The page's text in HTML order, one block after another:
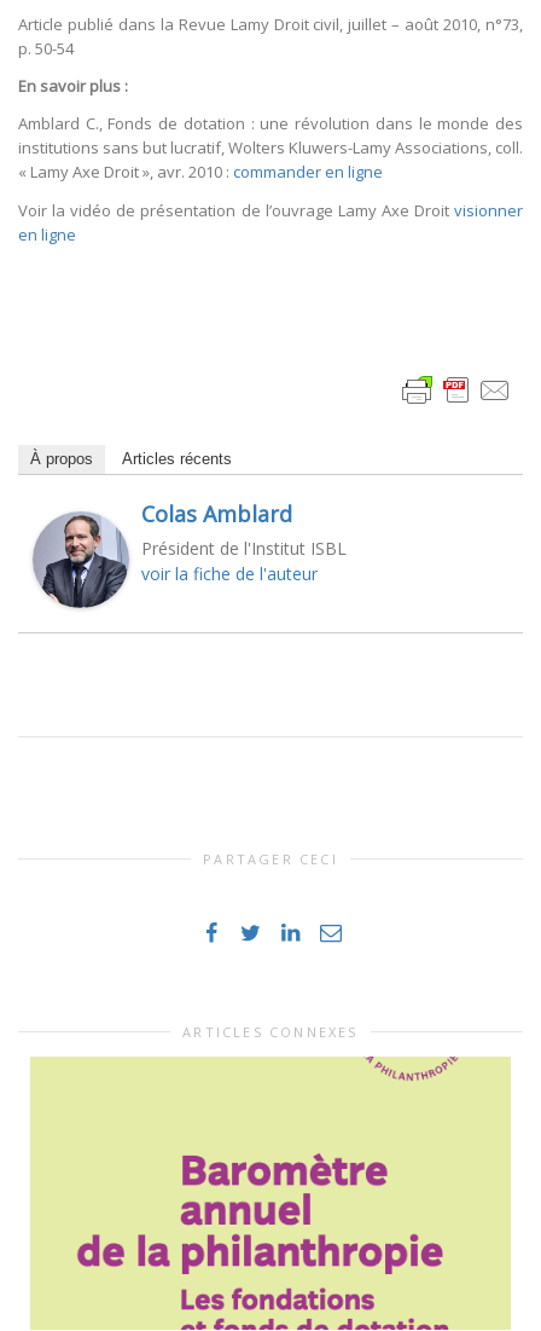
Article publié dans la Revue Lamy Droit civil, juillet – août 2010, n°73,
p. 50-54
En savoir plus :
Amblard C., Fonds de dotation : une révolution dans le monde des
institutions sans but lucratif, Wolters Kluwers-Lamy Associations, coll.
« Lamy Axe Droit », avr. 2010 : commander en ligne
Voir la vidéo de présentation de l’ouvrage Lamy Axe Droit visionner
en ligne
À propos Articles récents
Colas Amblard
Président de l'Institut ISBL
voir la fiche de l'auteur
PARTAGER CECI
ARTICLES CONNEXES